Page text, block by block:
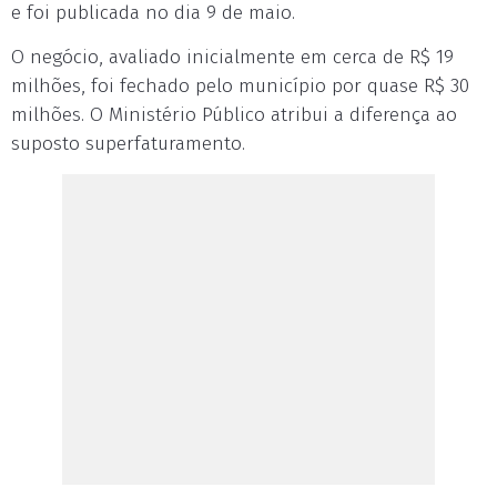
e foi publicada no dia 9 de maio.
O negócio, avaliado inicialmente em cerca de R$ 19
milhões, foi fechado pelo município por quase R$ 30
milhões. O Ministério Público atribui a diferença ao
suposto superfaturamento.